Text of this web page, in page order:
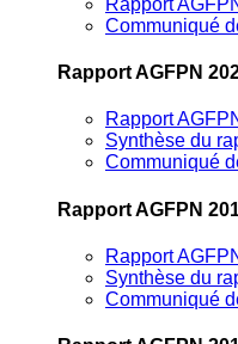
Communiqué
Rapport AGFPN
Rapport
Synthèse du
Communiqué
Rapport AGFPN
Rapport
Synthèse du
Communiqué